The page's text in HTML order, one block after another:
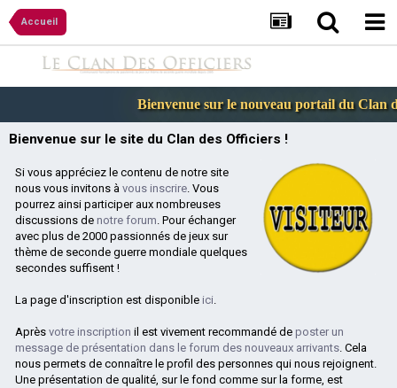
Accueil
Bienvenue sur le nouveau portail du Clan
Bienvenue sur le site du Clan des Officiers !
Si vous appréciez le contenu de notre site
nous vous invitons à vous inscrire. Vous
pourrez ainsi participer aux nombreuses
discussions de notre forum. Pour échanger
avec plus de 2000 passionnés de jeux sur
thème de seconde guerre mondiale quelques
secondes suffisent !
La page d'inscription est disponible ici.
Après votre inscription il est vivement recommandé de poster un
message de présentation dans le forum des nouveaux arrivants. Cela
nous permets de connaître le profil des personnes qui nous rejoignent.
Une présentation de qualité, sur le fond comme sur la forme, est